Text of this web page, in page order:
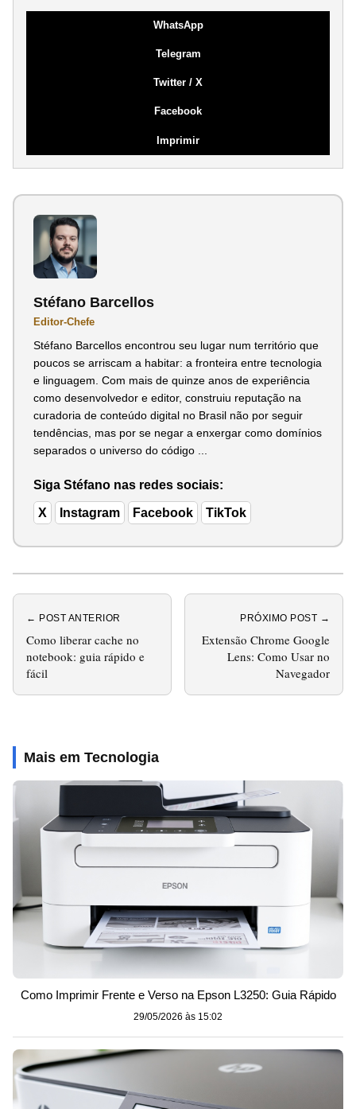
WhatsApp
Telegram
Twitter / X
Facebook
Imprimir
Stéfano Barcellos
Editor-Chefe
Stéfano Barcellos encontrou seu lugar num território que
poucos se arriscam a habitar: a fronteira entre tecnologia
e linguagem. Com mais de quinze anos de experiência
como desenvolvedor e editor, construiu reputação na
curadoria de conteúdo digital no Brasil não por seguir
tendências, mas por se negar a enxergar como domínios
separados o universo do código ...
Siga Stéfano nas redes sociais:
X Instagram Facebook TikTok
← POST ANTERIOR
Como liberar cache no
notebook: guia rápido e
fácil
PRÓXIMO POST →
Extensão Chrome Google
Lens: Como Usar no
Navegador
Mais em Tecnologia
Como Imprimir Frente e Verso na Epson L3250: Guia Rápido
29/05/2026 às 15:02